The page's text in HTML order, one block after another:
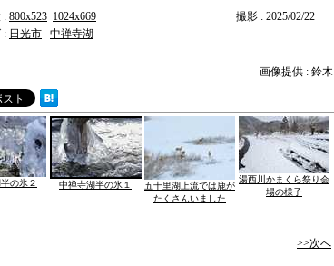
: 800x523 1024x669
撮影 : 2025/02/22
: 日光市 中禅寺湖
画像提供 : 鈴木
の氷２ 中禅寺湖半の氷１
五十里湖上流では鹿が
たくさんいました
湯西川かまくら祭り会
場の様子
>>次へ